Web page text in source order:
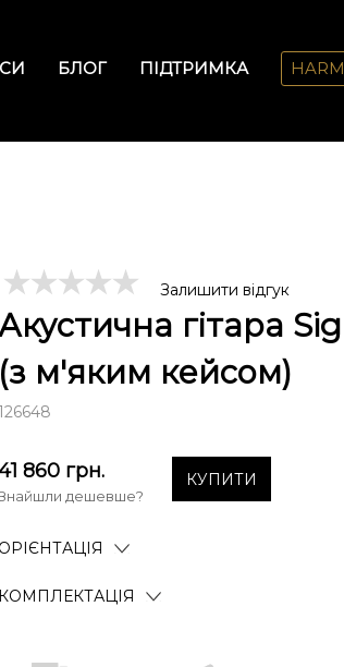
БЛОГ ПІДТРИМКА
Залишити відгук
гітара
(з м'яким кейсом)
860 грн.
дешевше?
КУПИТИ
ОРІЄНТАЦІЯ
КОМПЛЕКТАЦІЯ